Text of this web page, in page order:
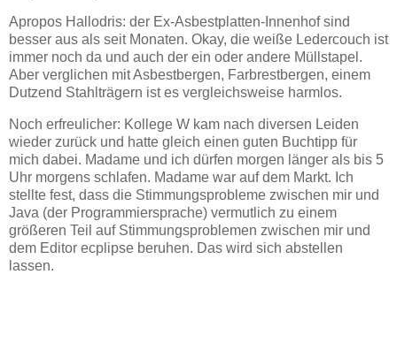
Apropos Hallodris: der Ex-Asbestplatten-Innenhof sind
besser aus als seit Monaten. Okay, die weiße Ledercouch ist
immer noch da und auch der ein oder andere Müllstapel.
Aber verglichen mit Asbestbergen, Farbrestbergen, einem
Dutzend Stahlträgern ist es vergleichsweise harmlos.
Noch erfreulicher: Kollege W kam nach diversen Leiden
wieder zurück und hatte gleich einen guten Buchtipp für
mich dabei. Madame und ich dürfen morgen länger als bis 5
Uhr morgens schlafen. Madame war auf dem Markt. Ich
stellte fest, dass die Stimmungsprobleme zwischen mir und
Java (der Programmiersprache) vermutlich zu einem
größeren Teil auf Stimmungsproblemen zwischen mir und
dem Editor ecplipse beruhen. Das wird sich abstellen
lassen.